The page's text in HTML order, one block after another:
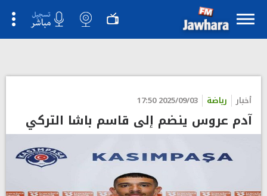
أخبار رياضة 2025/09/03 17:50
آدم عروس ينضم إلى قاسم باشا التركي